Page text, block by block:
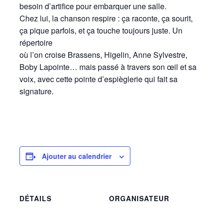
besoin d’artifice pour embarquer une salle.
Chez lui, la chanson respire : ça raconte, ça sourit,
ça pique parfois, et ça touche toujours juste. Un
répertoire
où l’on croise Brassens, Higelin, Anne Sylvestre,
Boby Lapointe… mais passé à travers son œil et sa
voix, avec cette pointe d’espièglerie qui fait sa
signature.
Ajouter au calendrier
DÉTAILS
ORGANISATEUR